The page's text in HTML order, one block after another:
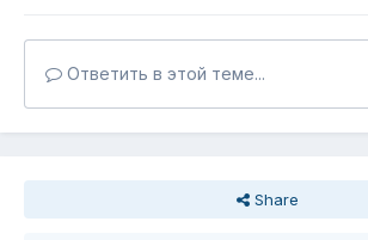
Ответить в этой теме...
Share